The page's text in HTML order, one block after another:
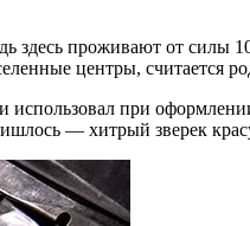
здесь проживают от
центры,
при
— хитрый зверек